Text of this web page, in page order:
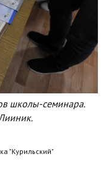
школы-семинара.
"Курильский"